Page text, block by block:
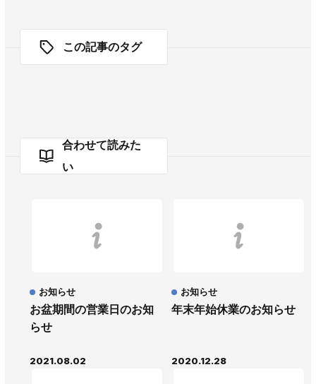
この記事のタグ
合わせて読みた
い
お盆期間の営業日のお知
らせ
お知らせ
2021.08.02
年末年始休業のお知らせ
お知らせ
2020.12.28